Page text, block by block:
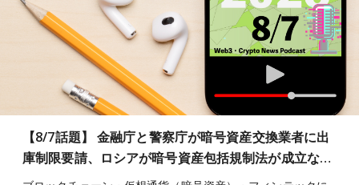
【8/7話題】 金融庁と警察庁が暗号資産交換業者に出
庫制限要請、ロシアが暗号資産包括規制法が成立な…